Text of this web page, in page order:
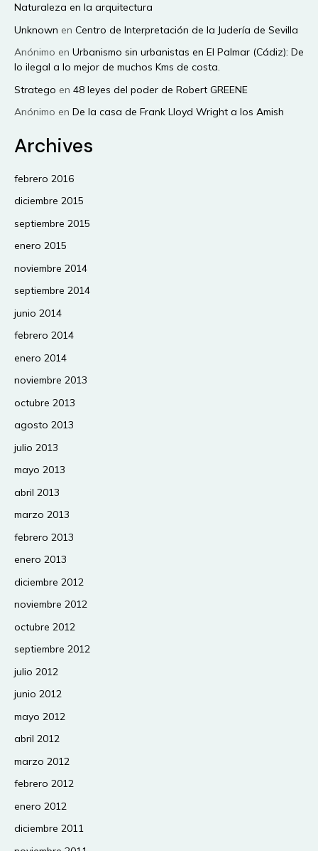
Naturaleza en la arquitectura
Unknown en Centro de Interpretación de la Judería de Sevilla
Anónimo en Urbanismo sin urbanistas en El Palmar (Cádiz): De
lo ilegal a lo mejor de muchos Kms de costa.
Stratego en 48 leyes del poder de Robert GREENE
Anónimo en De la casa de Frank Lloyd Wright a los Amish
Archives
febrero 2016
diciembre 2015
septiembre 2015
enero 2015
noviembre 2014
septiembre 2014
junio 2014
febrero 2014
enero 2014
noviembre 2013
octubre 2013
agosto 2013
julio 2013
mayo 2013
abril 2013
marzo 2013
febrero 2013
enero 2013
diciembre 2012
noviembre 2012
octubre 2012
septiembre 2012
julio 2012
junio 2012
mayo 2012
abril 2012
marzo 2012
febrero 2012
enero 2012
diciembre 2011